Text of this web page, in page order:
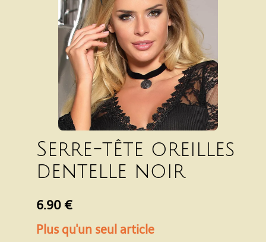
Serre-tête oreilles
dentelle noir
6.90 €
Plus qu'un seul article